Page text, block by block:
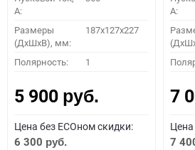
A:
Размеры
(ДхШхВ), мм:
187x127x227
Полярность: 1
5 900 руб.
Цена без ECOном скидки:
6 300 руб.
A:
7
Цена
7